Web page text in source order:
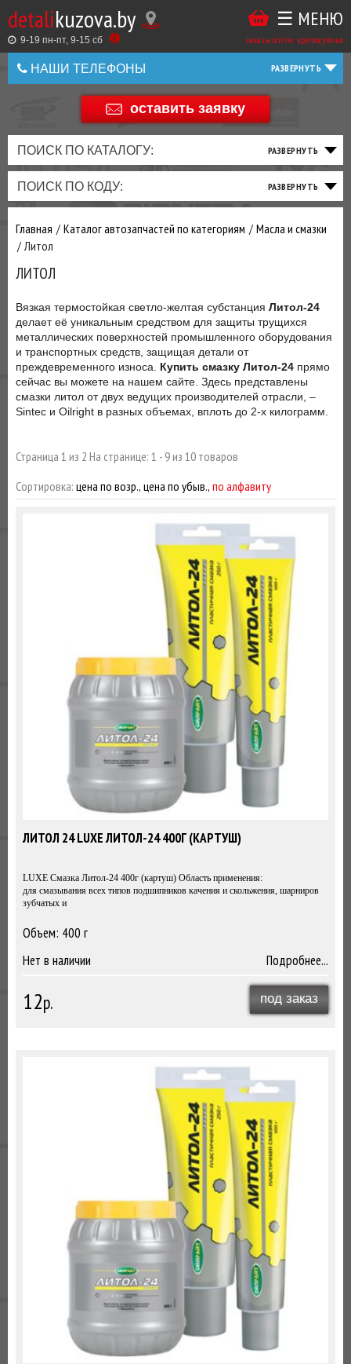
detalikuzova.by
9-19 пн-пт, 9-15 cб заказы online: круглосуточно
☰ МЕНЮ
НАШИ ТЕЛЕФОНЫ
+375 44 586 05 44
оставить заявку
ПОИСК ПО КАТАЛОГУ:
ПОИСК ПО КОДУ:
Главная Каталог автозапчастей по категориям
Масла и смазки
Литол
ЛИТОЛ
Вязкая термостойкая светло-желтая субстанция Литол-24
делает её уникальным средством для защиты трущихся
металлических поверхностей промышленного оборудования
и транспортных средств, защищая детали от
преждевременного износа. Купить смазку Литол-24 прямо
сейчас вы можете на нашем сайте. Здесь представлены
смазки литол от двух ведущих производителей отрасли, –
Sintec и Oilright в разных объемах, вплоть до 2-х килограмм.
Страница 1 из 2 На странице: 1 - 9 из 10 товаров
Сортировка: цена по возр., цена по убыв., по алфавиту
ЛИТОЛ 24 LUXE ЛИТОЛ-24 400Г (КАРТУШ)
LUXE Смазка Литол-24 400г (картуш) Область применения:
для смазывания всех типов подшипников качения и скольжения, шарниров
зубчатых и
Объем: 400 г
Нет в наличии Подробнее...
12р. под заказ
Купить
в
1
Беларусь
+375
+375
ТАКЖЕ
ВЫ
МОЖЕТЕ
У
ЗАКАЗАТЬ
ТО
ФИЛЬТРА
ТОРМОЗНАЯ
СИСТЕМА
ПОДВЕСКА
РУЛЕВОЕ
ТРАНСМИССИЯ
ПРИВОД
ДВИГАТЕЛЬ
ВЫХЛОП
ЭЛЕКТРИКА
ОСВЕЩЕНИЕ
ДОБАВИВ
МАСЛАИ ДРУГИЕ
ЗАКАЗУ ЧЕРЕЗ
МЕНЕДЖЕРА